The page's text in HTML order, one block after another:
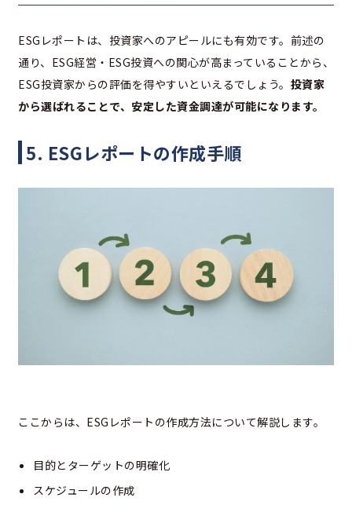
ESGレポートは、投資家へのアピールにも有効です。前述の
通り、ESG経営・ESG投資への関心が高まっていることから、
ESG投資家からの評価を得やすいといえるでしょう。 投資家
から選ばれることで、安定した資金調達が可能になります。
5. ESGレポートの作成手順
ここからは、ESGレポートの作成方法について解説します。
目的とターゲットの明確化
スケジュールの作成